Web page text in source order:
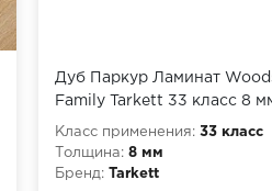
Дуб Паркур Ламинат
Family Tarkett 33 класс 8
Класс применения: 33 класс
Толщина: 8 мм
Бренд:
Tarkett